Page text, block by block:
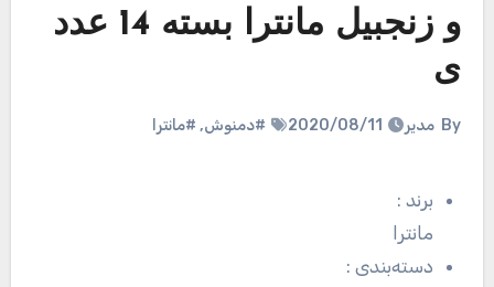
و زنجبیل مانترا بسته 14 عدد
ی
By مدیر 2020/08/11 #دمنوش, #مانترا
برند :
مانترا
دسته‌بندی :